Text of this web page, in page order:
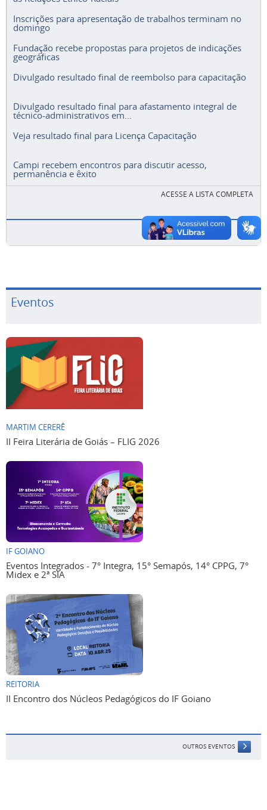
Inscrições para apresentação de trabalhos terminam no
domingo
Fundação recebe propostas para projetos de indicações
geográficas
Divulgado resultado final de reembolso para capacitação
Divulgado resultado final para afastamento integral de
técnico-administrativos em...
Veja resultado final para Licença Capacitação
Campi recebem encontros para discutir acesso,
permanência e êxito
ACESSE A LISTA COMPLETA
Eventos
MARTIM CERERÊ
II Feira Literária de Goiás – FLIG 2026
IF GOIANO
Eventos Integrados - 7° Integra, 15° Semapós, 14° CPPG, 7°
Midex e 2ª SIA
REITORIA
II Encontro dos Núcleos Pedagógicos do IF Goiano
OUTROS EVENTOS